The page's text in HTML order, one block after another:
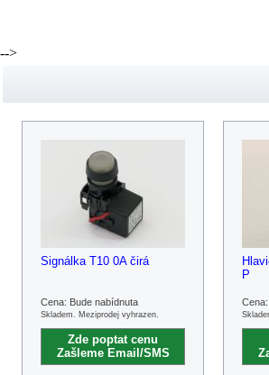
-->
Signálka T10 0A čirá
Cena: Bude nabídnuta
Skladem. Meziprodej vyhrazen.
Zde poptat cenu
Zašleme Email/SMS
P